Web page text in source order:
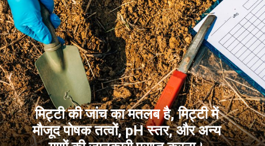
मिट्टी की जांच का मतलब है, मिट्टी में
मौजूद पोषक तत्वों, pH स्तर, और अन्य